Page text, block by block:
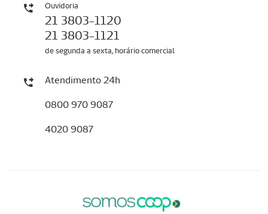
Ouvidoria
21 3803-1120
21 3803-1121
de segunda a sexta, horário comercial
Atendimento 24h
0800 970 9087
4020 9087